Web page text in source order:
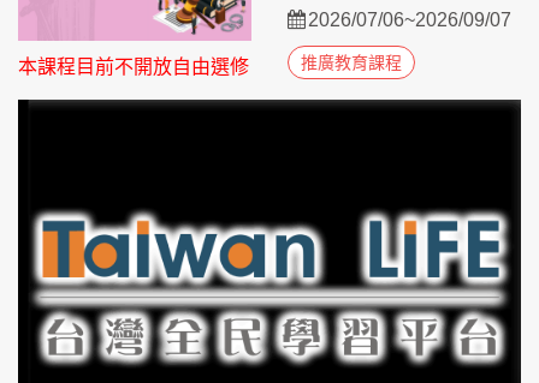
本課程目前不開放自由選修
2026/07/06~2026/09/07
推廣教育課程